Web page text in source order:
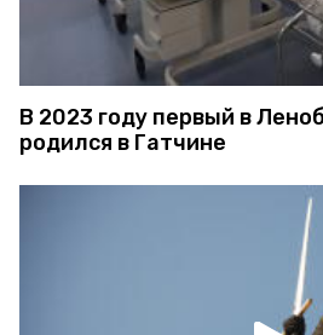
В 2023 году первый в
родился в Гатчине